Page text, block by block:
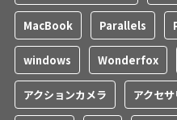
MacBook Parallels
windows Wonderfox
アクションカメラ アクセ